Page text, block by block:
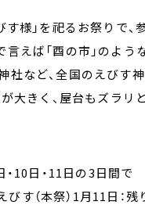
す様」を祀るお祭りで
えば「酉の市」のよう
など、全国のえびす
が大きく、屋台もズラ
10日・11日の3日間で
びす（本祭）1月11日：